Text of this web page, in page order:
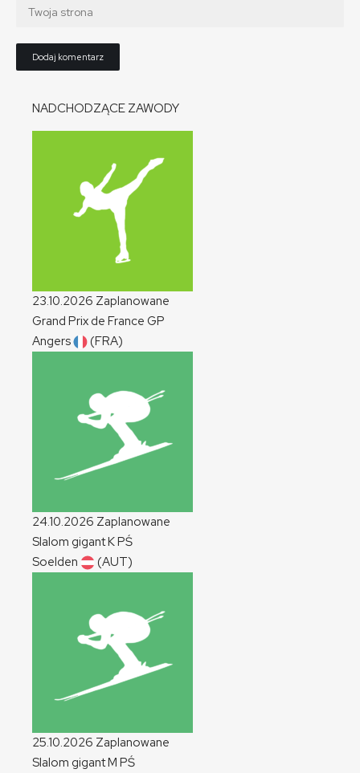
NADCHODZĄCE ZAWODY
23.10.2026 Zaplanowane
Grand Prix de France GP
Angers
(FRA)
24.10.2026 Zaplanowane
Slalom gigantKPŚ
Soelden
(AUT)
25.10.2026 Zaplanowane
Slalom gigantM PŚ